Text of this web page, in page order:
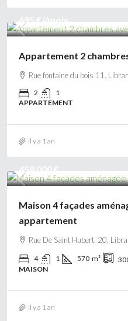
695 €//mois
Appartement 2
Rue fontaine du bois 11,
2
1
APPARTEMENT
il y a 1 an
458 000 €
Maison 4 façades
appartement
Rue De Saint Hubert, 20,
4 1 570 m²
MAISON
il y a 1 an